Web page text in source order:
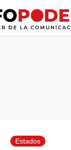
Estados